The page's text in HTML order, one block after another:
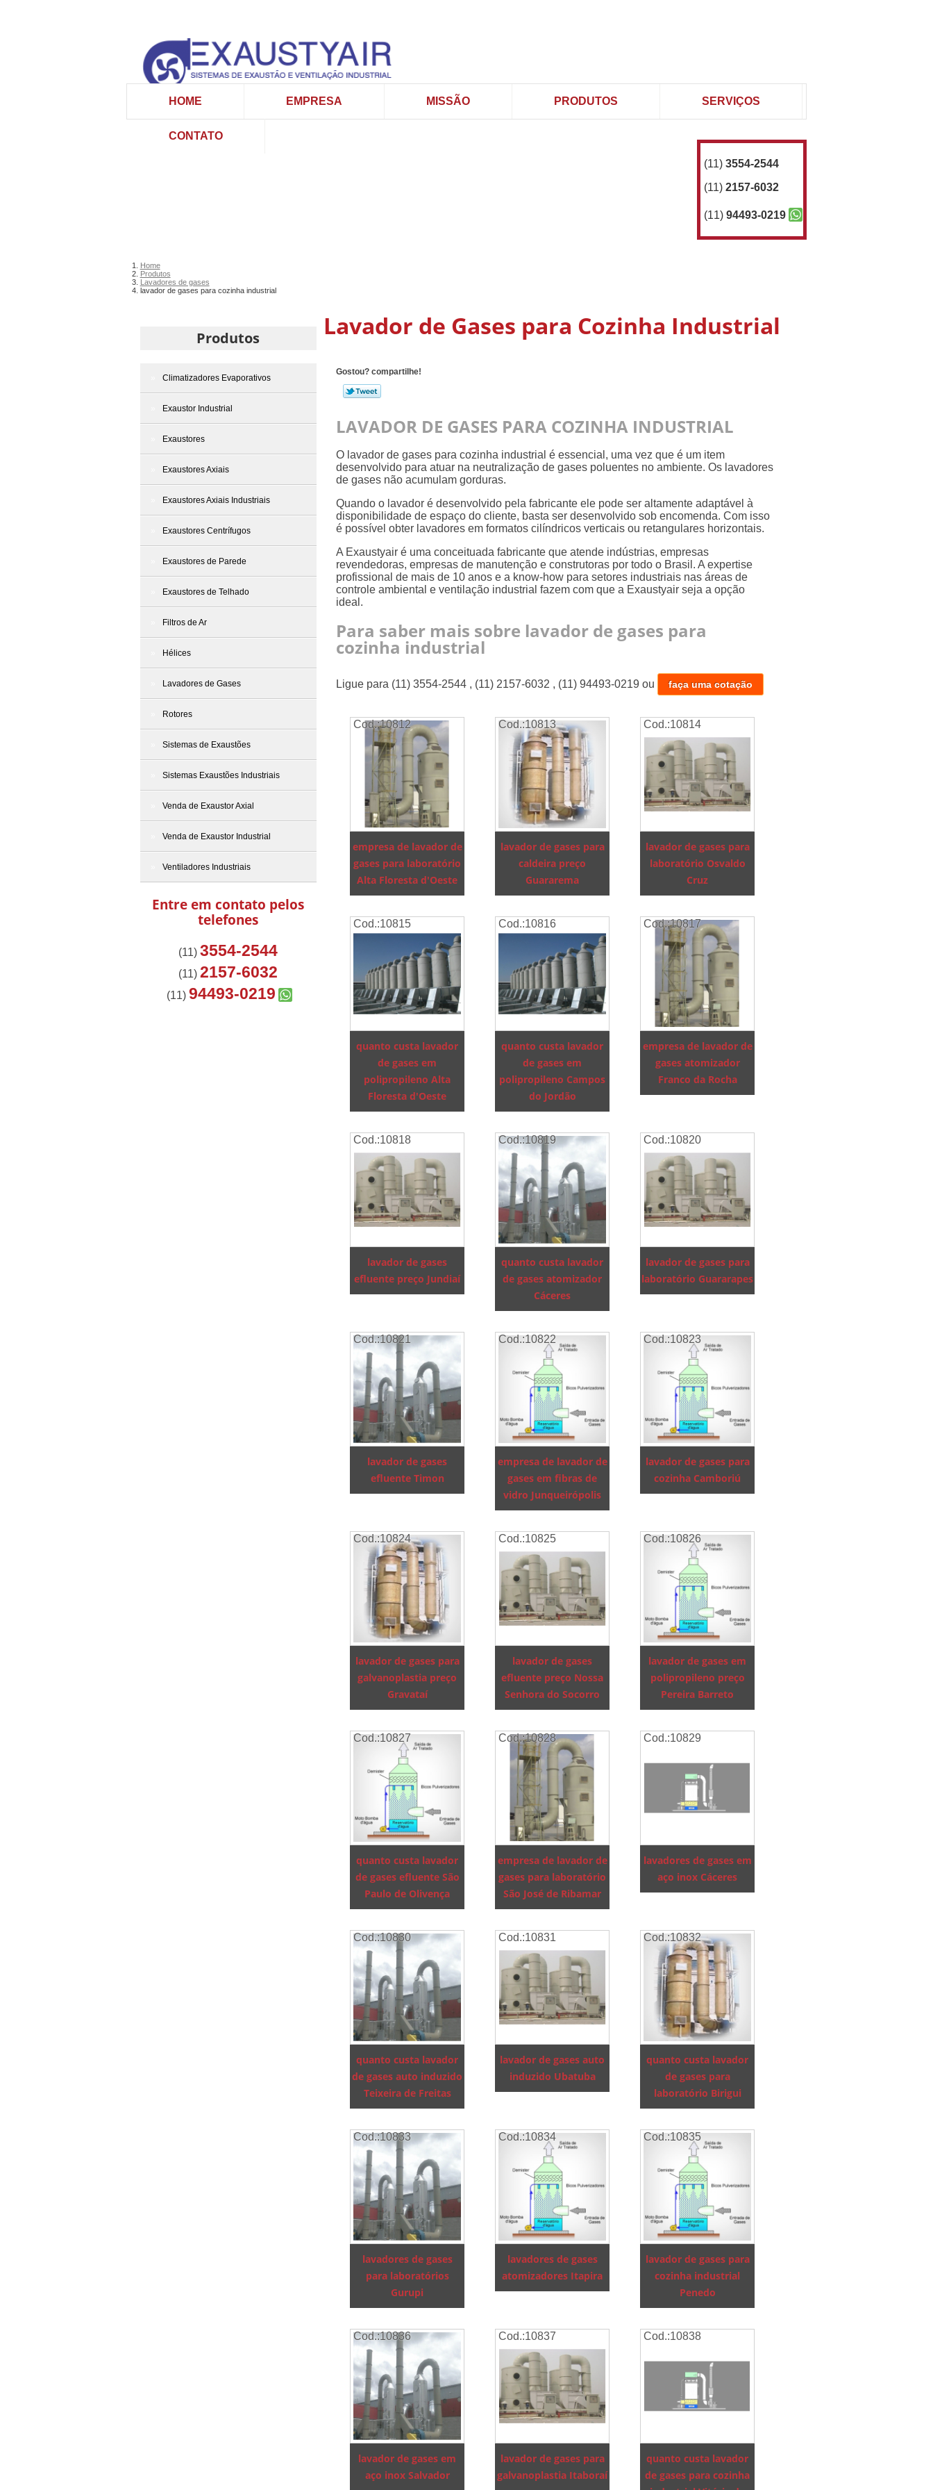
HOME EMPRESA MISSÃO PRODUTOS SERVIÇOS
CONTATO
(11) 3554-2544
(11) 2157-6032
(11) 94493-0219
Home
Produtos
Lavadores de gases
lavador de gases para cozinha industrial
Produtos
Climatizadores Evaporativos
Exaustor Industrial
Exaustores
Exaustores Axiais
Exaustores Axiais Industriais
Exaustores Centrífugos
Exaustores de Parede
Exaustores de Telhado
Filtros de Ar
Hélices
Lavadores de Gases
Rotores
Sistemas de Exaustões
Sistemas Exaustões Industriais
Venda de Exaustor Axial
Venda de Exaustor Industrial
Ventiladores Industriais
Entre em contato pelos
telefones
(11)3554-2544
(11)2157-6032
(11)94493-0219
Lavador de Gases para Cozinha Industrial
Gostou? compartilhe!
LAVADOR DE GASES PARA COZINHA INDUSTRIAL
O lavador de gases para cozinha industrial é essencial, uma vez que é um item
desenvolvido para atuar na neutralização de gases poluentes no ambiente. Os lavadores
de gases não acumulam gorduras.
Quando o lavador é desenvolvido pela fabricante ele pode ser altamente adaptável à
disponibilidade de espaço do cliente, basta ser desenvolvido sob encomenda. Com isso
é possível obter lavadores em formatos cilíndricos verticais ou retangulares horizontais.
A Exaustyair é uma conceituada fabricante que atende indústrias, empresas
revendedoras, empresas de manutenção e construtoras por todo o Brasil. A expertise
profissional de mais de 10 anos e a know-how para setores industriais nas áreas de
controle ambiental e ventilação industrial fazem com que a Exaustyair seja a opção
ideal.
Para saber mais sobre lavador de gases para
cozinha industrial
Ligue para (11) 3554-2544 , (11) 2157-6032 , (11) 94493-0219 ou faça uma cotação
Cod.:10812
empresa de lavador de
gases para laboratório
Alta Floresta d'Oeste
Cod.:10813
lavador de gases para
caldeira preço
Guararema
Cod.:10814
lavador de gases para
laboratório Osvaldo
Cruz
Cod.:10815
quanto custa lavador
de gases em
polipropileno Alta
Floresta d'Oeste
Cod.:10816
quanto custa lavador
de gases em
polipropileno Campos
do Jordão
Cod.:10817
empresa de lavador de
gases atomizador
Franco da Rocha
Cod.:10818
lavador de gases
efluente preço Jundiaí
Cod.:10819
quanto custa lavador
de gases atomizador
Cáceres
Cod.:10820
lavador de gases para
laboratório Guararapes
Cod.:10821
lavador de gases
efluente Timon
Cod.:10822
empresa de lavador de
gases em fibras de
vidro Junqueirópolis
Cod.:10823
lavador de gases para
cozinha Camboriú
Cod.:10824
lavador de gases para
galvanoplastia preço
Gravataí
Cod.:10825
lavador de gases
efluente preço Nossa
Senhora do Socorro
Cod.:10826
lavador de gases em
polipropileno preço
Pereira Barreto
Cod.:10827
quanto custa lavador
de gases efluente São
Paulo de Olivença
Cod.:10828
empresa de lavador de
gases para laboratório
São José de Ribamar
Cod.:10829
lavadores de gases em
aço inox Cáceres
Cod.:10830
quanto custa lavador
de gases auto induzido
Teixeira de Freitas
Cod.:10831
lavador de gases auto
induzido Ubatuba
Cod.:10832
quanto custa lavador
de gases para
laboratório Birigui
Cod.:10833
lavadores de gases
para laboratórios
Gurupi
Cod.:10834
lavadores de gases
atomizadores Itapira
Cod.:10835
lavador de gases para
cozinha industrial
Penedo
Cod.:10836
lavador de gases em
aço inox Salvador
Cod.:10837
lavador de gases para
galvanoplastia Itaboraí
Cod.:10838
quanto custa lavador
de gases para cozinha